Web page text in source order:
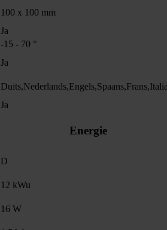
100 x 100 mm
Ja
-15 - 70 °
Ja
Ja
Energie
D
12 kWu
16 W